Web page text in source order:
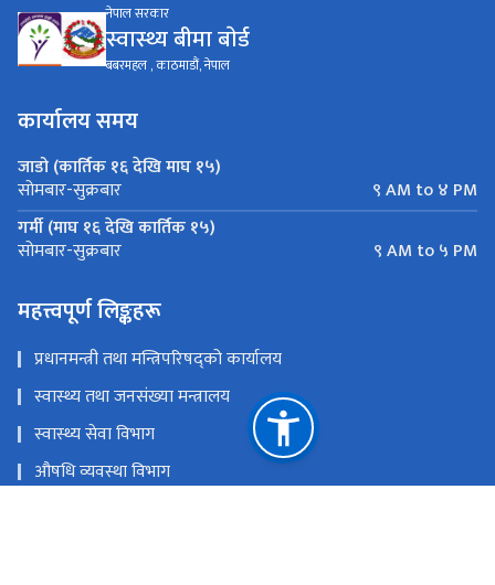
नेपाल सरकार
स्वास्थ्य बीमा बाेर्ड
बबरमहल , काठमाडौं, नेपाल
कार्यालय समय
जाडो (कार्तिक १६ देखि माघ १५)
सोमबार-सुक्रबार
९ AM to ४ PM
गर्मी (माघ १६ देखि कार्तिक १५)
सोमबार-सुक्रबार ९ AM to ५ PM
महत्त्वपूर्ण लिङ्कहरू
प्रधानमन्त्री तथा मन्त्रिपरिषद्को कार्यालय
स्वास्थ्य तथा जनसंख्या मन्त्रालय
स्वास्थ्य सेवा विभाग
औषधि व्यवस्था विभाग